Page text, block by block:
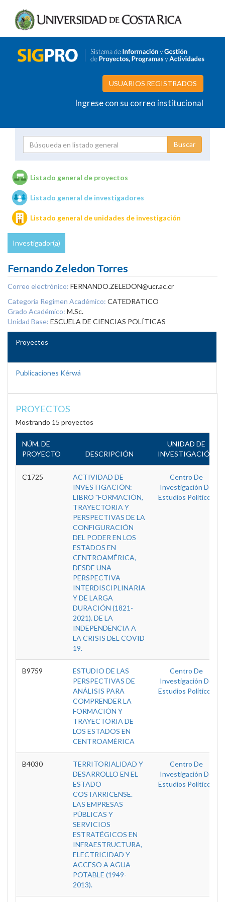
USUARIOS REGISTRADOS
Ingrese con su correo institucional
Unidades de investigación
Listado general de proyectos
Listado general de investigadores
Listado general de unidades de investigación
Investigador(a)
Fernando Zeledon Torres
Correo electrónico: FERNANDO.ZELEDON@ucr.ac.cr
Categoría Regimen Académico: CATEDRATICO
Grado Académico: M.Sc.
Unidad Base: ESCUELA DE CIENCIAS POLÍTICAS
Proyectos
Publicaciones Kérwá
PROYECTOS
Mostrando 15 proyectos
NÚM. DE
PROYECTO
DESCRIPCIÓN
UNIDAD DE
INVESTIGACIÓN
C1725
ACTIVIDAD DE
INVESTIGACIÓN:
LIBRO "FORMACIÓN,
TRAYECTORIA Y
PERSPECTIVAS DE LA
CONFIGURACIÓN
DEL PODER EN LOS
ESTADOS EN
CENTROAMÉRICA,
DESDE UNA
PERSPECTIVA
INTERDISCIPLINARIA
Y DE LARGA
DURACIÓN (1821-
2021). DE LA
INDEPENDENCIA A
LA CRISIS DEL COVID
19.
Centro De
Investigación De
Estudios Políticos
B9759
ESTUDIO DE LAS
PERSPECTIVAS DE
ANÁLISIS PARA
COMPRENDER LA
FORMACIÓN Y
TRAYECTORIA DE
LOS ESTADOS EN
CENTROAMÉRICA
Centro De
Investigación De
Estudios Políticos
B4030
TERRITORIALIDAD Y
DESARROLLO EN EL
ESTADO
COSTARRICENSE.
LAS EMPRESAS
PÚBLICAS Y
SERVICIOS
ESTRATÉGICOS EN
INFRAESTRUCTURA,
ELECTRICIDAD Y
ACCESO A AGUA
POTABLE (1949-
2013).
Centro De
Investigación De
Estudios Políticos